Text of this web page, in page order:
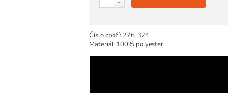
-
Číslo zboží: 276 324
Materiál: 100% polyester